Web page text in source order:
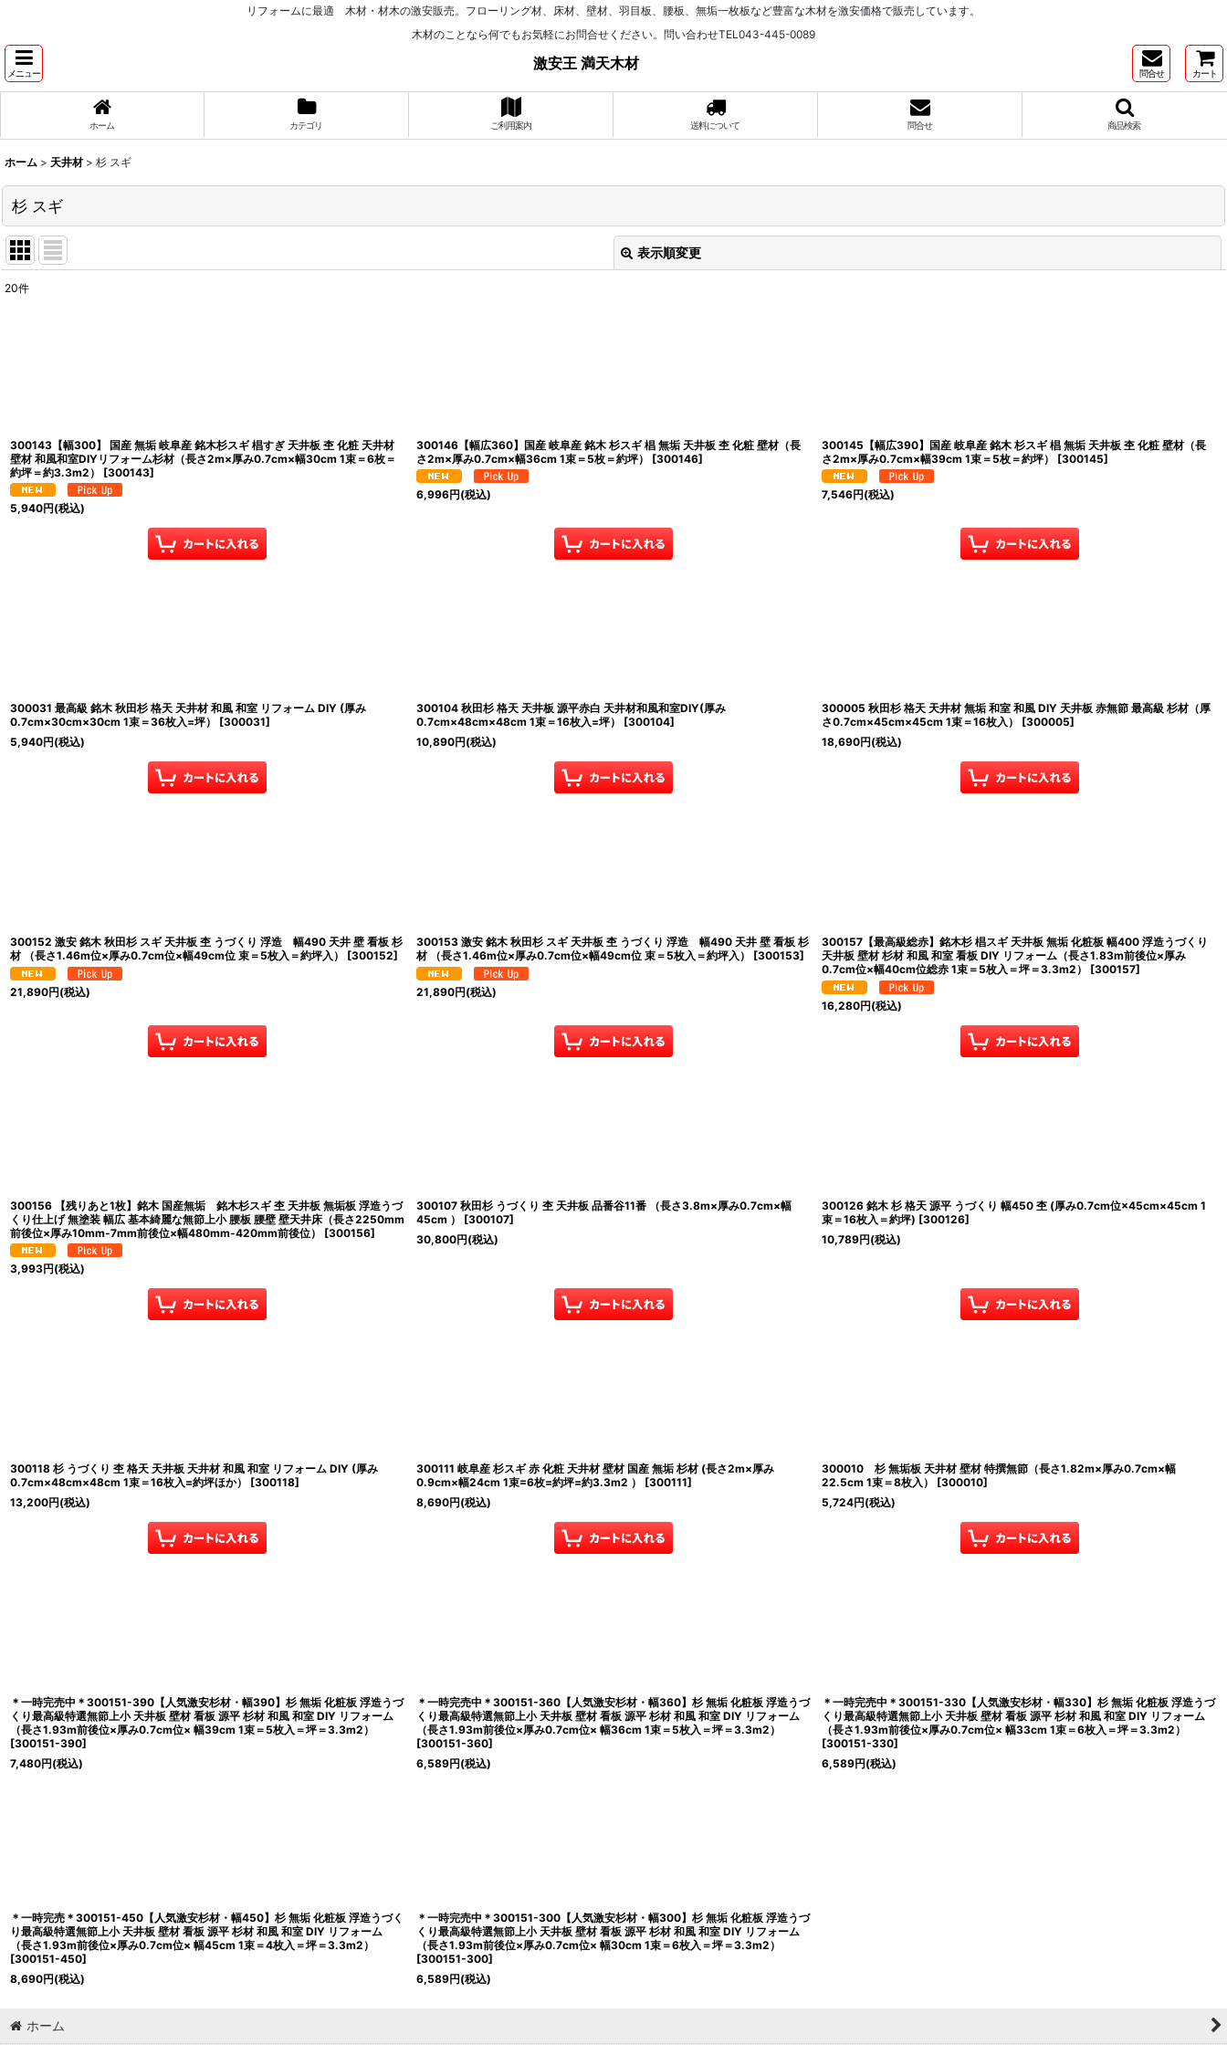
リフォームに最適 木材・材木の激安販売。フローリング材、床材、壁材、羽目板、腰板、無垢一枚板など豊富な木材を激安価格で販売しています。
木材のことなら何でもお気軽にお問合せください。問い合わせTEL043-445-0089
メニュー
激安王 満天木材
問合せ カート
ホーム カテゴリ ご利用案内 送料について 問合せ 商品検索
ホーム > 天井材 > 杉 スギ
杉 スギ
表示順変更
20件
300143【幅300】 国産 無垢 岐阜産 銘木杉スギ 椙すぎ 天井板 杢 化粧 天井材
壁材 和風和室DIYリフォーム杉材（長さ2m×厚み0.7cm×幅30cm 1束＝6枚＝
約坪＝約3.3m2）
[300143]
5,940円(税込)
300146【幅広360】国産 岐阜産 銘木 杉スギ 椙 無垢 天井板 杢 化粧 壁材（長
さ2m×厚み0.7cm×幅36cm 1束＝5枚＝約坪）
[300146]
6,996円(税込)
300145【幅広390】国産 岐阜産 銘木 杉スギ 椙 無垢 天井板 杢 化粧 壁材（長
さ2m×厚み0.7cm×幅39cm 1束＝5枚＝約坪）
[300145]
7,546円(税込)
300031 最高級 銘木 秋田杉 格天 天井材 和風 和室 リフォーム DIY (厚み
0.7cm×30cm×30cm 1束＝36枚入=坪）
[300031]
5,940円(税込)
300104 秋田杉 格天 天井板 源平赤白 天井材和風和室DIY(厚み
0.7cm×48cm×48cm 1束＝16枚入=坪）
[300104]
10,890円(税込)
300005 秋田杉 格天 天井材 無垢 和室 和風 DIY 天井板 赤無節 最高級 杉材（厚
さ0.7cm×45cm×45cm 1束＝16枚入）
[300005]
18,690円(税込)
300152 激安 銘木 秋田杉 スギ 天井板 杢 うづくり 浮造 幅490 天井 壁 看板 杉
材 （長さ1.46m位×厚み0.7cm位×幅49cm位 束＝5枚入＝約坪入）
[300152]
21,890円(税込)
300153 激安 銘木 秋田杉 スギ 天井板 杢 うづくり 浮造 幅490 天井 壁 看板 杉
材 （長さ1.46m位×厚み0.7cm位×幅49cm位 束＝5枚入＝約坪入）
[300153]
21,890円(税込)
300157【最高級総赤】銘木杉 椙スギ 天井板 無垢 化粧板 幅400 浮造うづくり
天井板 壁材 杉材 和風 和室 看板 DIY リフォーム（長さ1.83m前後位×厚み
0.7cm位×幅40cm位総赤 1束＝5枚入＝坪＝3.3m2）
[300157]
16,280円(税込)
300156 【残りあと1枚】銘木 国産無垢 銘木杉スギ 杢 天井板 無垢板 浮造うづ
くり仕上げ 無塗装 幅広 基本綺麗な無節上小 腰板 腰壁 壁天井床（長さ2250mm
前後位×厚み10mm-7mm前後位×幅480mm-420mm前後位）
[300156]
3,993円(税込)
300107 秋田杉 うづくり 杢 天井板 品番谷11番 （長さ3.8m×厚み0.7cm×幅
45cm ）
[300107]
30,800円(税込)
300126 銘木 杉 格天 源平 うづくり 幅450 杢 (厚み0.7cm位×45cm×45cm 1
束＝16枚入＝約坪) [300126]
10,789円(税込)
300118 杉 うづくり 杢 格天 天井板 天井材 和風 和室 リフォーム DIY (厚み
0.7cm×48cm×48cm 1束＝16枚入=約坪ほか）
[300118]
13,200円(税込)
300111 岐阜産 杉スギ 赤 化粧 天井材 壁材 国産 無垢 杉材 (長さ2m×厚み
0.9cm×幅24cm 1束=6枚=約坪=約3.3m2 ）
[300111]
8,690円(税込)
300010 杉 無垢板 天井材 壁材 特撰無節（長さ1.82m×厚み0.7cm×幅
22.5cm 1束＝8枚入）
[300010]
5,724円(税込)
＊一時完売中＊300151-390【人気激安杉材・幅390】杉 無垢 化粧板 浮造うづ
くり最高級特選無節上小 天井板 壁材 看板 源平 杉材 和風 和室 DIY リフォーム
（長さ1.93m前後位×厚み0.7cm位× 幅39cm 1束＝5枚入＝坪＝3.3m2）
[300151-390]
7,480円(税込)
＊一時完売中＊300151-360【人気激安杉材・幅360】杉 無垢 化粧板 浮造うづ
くり最高級特選無節上小 天井板 壁材 看板 源平 杉材 和風 和室 DIY リフォーム
（長さ1.93m前後位×厚み0.7cm位× 幅36cm 1束＝5枚入＝坪＝3.3m2）
[300151-360]
6,589円(税込)
＊一時完売中＊300151-330【人気激安杉材・幅330】杉 無垢 化粧板 浮造うづ
くり最高級特選無節上小 天井板 壁材 看板 源平 杉材 和風 和室 DIY リフォーム
（長さ1.93m前後位×厚み0.7cm位× 幅33cm 1束＝6枚入＝坪＝3.3m2）
[300151-330]
6,589円(税込)
＊一時完売＊300151-450【人気激安杉材・幅450】杉 無垢 化粧板 浮造うづく
り最高級特選無節上小 天井板 壁材 看板 源平 杉材 和風 和室 DIY リフォーム
（長さ1.93m前後位×厚み0.7cm位× 幅45cm 1束＝4枚入＝坪＝3.3m2）
[300151-450]
8,690円(税込)
＊一時完売中＊300151-300【人気激安杉材・幅300】杉 無垢 化粧板 浮造うづ
くり最高級特選無節上小 天井板 壁材 看板 源平 杉材 和風 和室 DIY リフォーム
（長さ1.93m前後位×厚み0.7cm位× 幅30cm 1束＝6枚入＝坪＝3.3m2）
[300151-300]
6,589円(税込)
ホーム